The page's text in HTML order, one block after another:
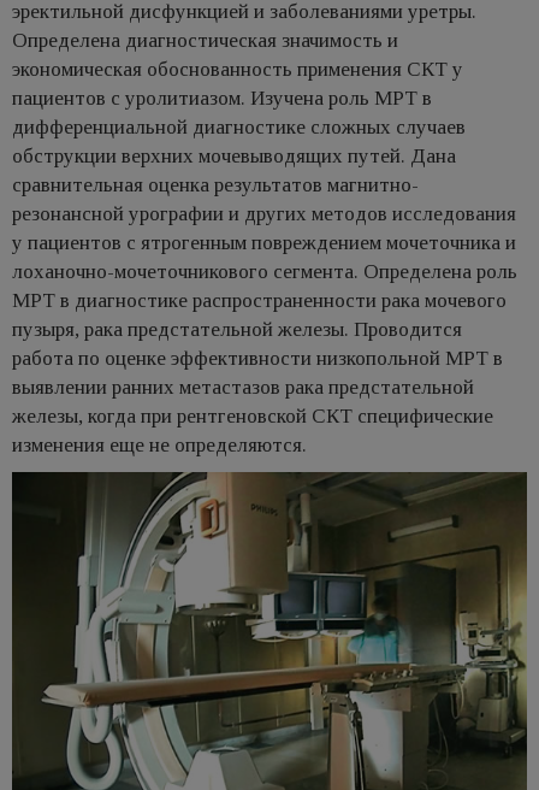
эректильной дисфункцией и заболеваниями уретры.
Определена диагностическая значимость и
экономическая обоснованность применения СКТ у
пациентов с уролитиазом. Изучена роль МРТ в
дифференциальной диагностике сложных случаев
обструкции верхних мочевыводящих путей. Дана
сравнительная оценка результатов магнитно-
резонансной урографии и других методов исследования
у пациентов с ятрогенным повреждением мочеточника и
лоханочно-мочеточникового сегмента. Определена роль
МРТ в диагностике распространенности рака мочевого
пузыря, рака предстательной железы. Проводится
работа по оценке эффективности низкопольной МРТ в
выявлении ранних метастазов рака предстательной
железы, когда при рентгеновской СКТ специфические
изменения еще не определяются.